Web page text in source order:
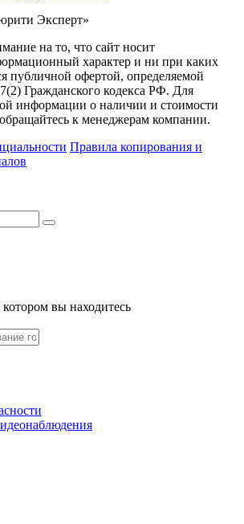
Эксперт»
на то, что сайт носит
характер и ни при каких
публичной офертой, определяемой
Гражданского кодекса РФ. Для
информации о наличии и стоимости
к менеджерам компании.
Правила копирования и
вы находитесь